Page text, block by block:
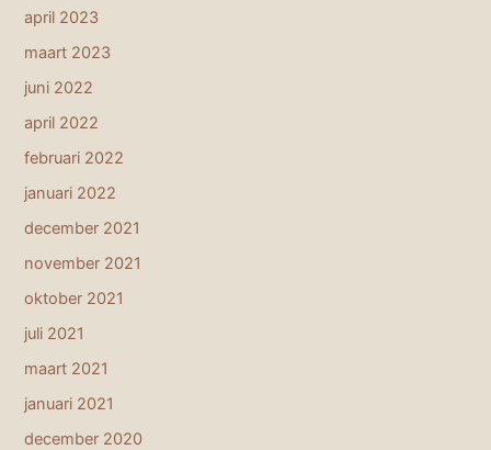
april 2023
maart 2023
juni 2022
april 2022
februari 2022
januari 2022
december 2021
november 2021
oktober 2021
juli 2021
maart 2021
januari 2021
december 2020